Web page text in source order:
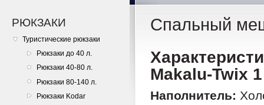
РЮКЗАКИ
Туристические рюкзаки
Рюкзаки до 40 л.
Рюкзаки 40-80 л.
Рюкзаки 80-140 л.
Рюкзаки Kodar
Спальный
Makalu-Twix 1
Наполнитель: